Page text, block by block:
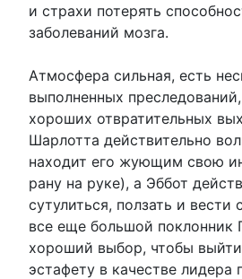
и страхи потерять
заболеваний мозга.
Атмосфера сильная, есть
выполненных
хороших отвратительных
Шарлотта действительно
находит его жующим свою
рану на руке), а Эббот
сутулиться, ползать и вести
все еще большой поклонник
хороший выбор, чтобы
эстафету в качестве лидера